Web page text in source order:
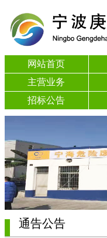
网站首页
主营业务
招标公告
通告公告